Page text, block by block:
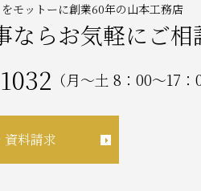
をモットーに創業60年の山本工務店
らお気軽にご相
（月～土 8：00～17：
資料請求